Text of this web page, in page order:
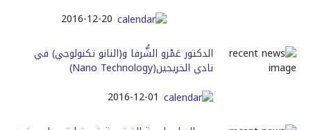
2016-12-20
الدكتور عَمْرو الشُّرفا و(النانو تكنولوجي) في
نادي الخريجين(Nano Technology)
2016-12-01